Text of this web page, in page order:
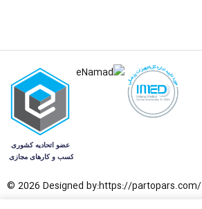
© 2026 Designed by:https://partopars.com/